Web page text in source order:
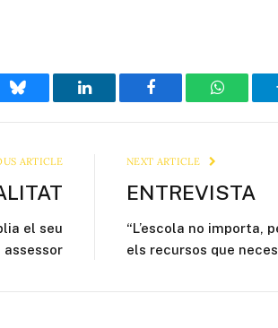
Bluesky LinkedIn Facebook
ARTICLE
el seu
assessor
NEXT ARTICLE
ENTREVISTA
“L’escola no importa,
els recursos que